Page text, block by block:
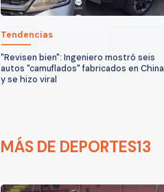
Tendencias
"Revisen bien": Ingeniero mostró seis
autos "camuflados" fabricados en China
y se hizo viral
MÁS DE DEPORTES13